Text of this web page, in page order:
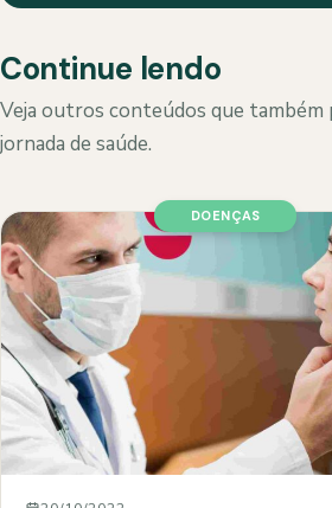
Continue lendo
Veja outros conteúdos que também
jornada de saúde.
DOENÇAS